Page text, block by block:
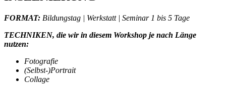
FORMAT: Bildungstag | Werkstatt | Seminar 1 bis 5 Tage
TECHNIKEN, die wir in diesem Workshop je nach Länge
nutzen:
Fotografie
(Selbst-)Portrait
Collage